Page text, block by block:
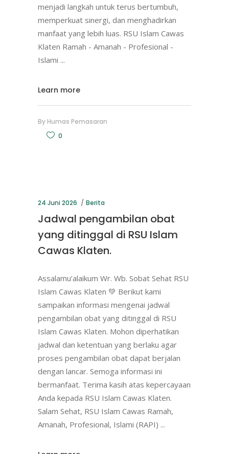
menjadi langkah untuk terus bertumbuh,
memperkuat sinergi, dan menghadirkan
manfaat yang lebih luas. RSU Islam Cawas
Klaten Ramah - Amanah - Profesional -
Islami
Learn more
By Humas Pemasaran
0
24 Juni 2026 Berita
Jadwal pengambilan obat
yang ditinggal di RSU Islam
Cawas Klaten.
Assalamu’alaikum Wr. Wb. Sobat Sehat RSU
Islam Cawas Klaten 💚 Berikut kami
sampaikan informasi mengenai jadwal
pengambilan obat yang ditinggal di RSU
Islam Cawas Klaten. Mohon diperhatikan
jadwal dan ketentuan yang berlaku agar
proses pengambilan obat dapat berjalan
dengan lancar. Semoga informasi ini
bermanfaat. Terima kasih atas kepercayaan
Anda kepada RSU Islam Cawas Klaten.
Salam Sehat, RSU Islam Cawas Ramah,
Amanah, Profesional, Islami (RAPI)